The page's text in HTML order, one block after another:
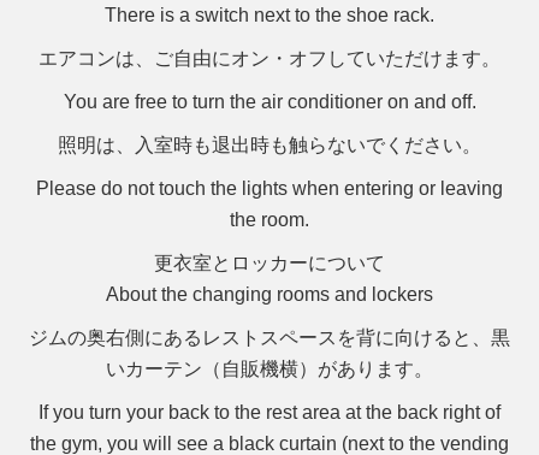
There is a switch next to the shoe rack.
エアコンは、ご自由にオン・オフしていただけます。
You are free to turn the air conditioner on and off.
照明は、入室時も退出時も触らないでください。
Please do not touch the lights when entering or leaving
the room.
更衣室とロッカーについて
About the changing rooms and lockers
ジムの奥右側にあるレストスペースを背に向けると、黒
いカーテン（自販機横）があります。
If you turn your back to the rest area at the back right of
the gym, you will see a black curtain (next to the vending